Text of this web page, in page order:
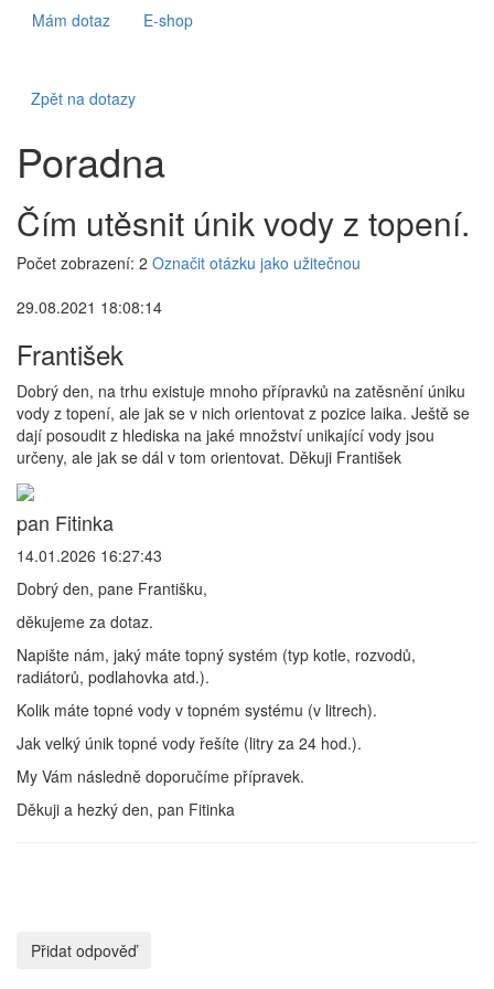
Mám dotaz E-shop
Zpět na dotazy
Poradna
Čím utěsnit únik vody z topení.
Počet zobrazení: 2 Označit otázku jako užitečnou
29.08.2021 18:08:14
František
Dobrý den, na trhu existuje mnoho přípravků na zatěsnění úniku
vody z topení, ale jak se v nich orientovat z pozice laika. Ještě se
dají posoudit z hlediska na jaké množství unikající vody jsou
určeny, ale jak se dál v tom orientovat. Děkuji František
pan Fitinka
14.01.2026 16:27:43
Dobrý den, pane Františku,
děkujeme za dotaz.
Napište nám, jaký máte topný systém (typ kotle, rozvodů,
radiátorů, podlahovka atd.).
Kolik máte topné vody v topném systému (v litrech).
Jak velký únik topné vody řešíte (litry za 24 hod.).
My Vám následně doporučíme přípravek.
Děkuji a hezký den, pan Fitinka
Přidat odpověď